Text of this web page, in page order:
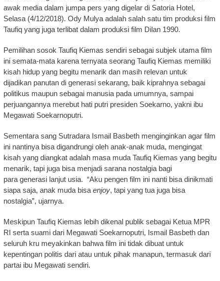
awak media dalam jumpa pers yang digelar di Satoria Hotel,
Selasa (4/12/2018). Ody Mulya adalah salah satu tim produksi film
Taufiq yang juga terlibat dalam produksi film Dilan 1990.
Pemilihan sosok Taufiq Kiemas sendiri sebagai subjek utama film
ini semata-mata karena ternyata seorang Taufiq Kiemas memiliki
kisah hidup yang begitu menarik dan masih relevan untuk
dijadikan panutan di generasi sekarang, baik kiprahnya sebagai
politikus maupun sebagai manusia pada umumnya, sampai
perjuangannya merebut hati putri presiden Soekarno, yakni ibu
Megawati Soekarnoputri.
Sementara sang Sutradara Ismail Basbeth menginginkan agar film
ini nantinya bisa digandrungi oleh anak-anak muda, mengingat
kisah yang diangkat adalah masa muda Taufiq Kiemas yang begitu
menarik, tapi juga bisa menjadi sarana nostalgia bagi
para generasi lanjut usia. “Aku pengen film ini nanti bisa dinikmati
siapa saja, anak muda bisa enjoy, tapi yang tua juga bisa
nostalgia”, ujarnya.
Meskipun Taufiq Kiemas lebih dikenal publik sebagai Ketua MPR
RI serta suami dari Megawati Soekarnoputri, Ismail Basbeth dan
seluruh kru meyakinkan bahwa film ini tidak dibuat untuk
kepentingan politis dari atau untuk pihak manapun, termasuk dari
partai ibu Megawati sendiri.